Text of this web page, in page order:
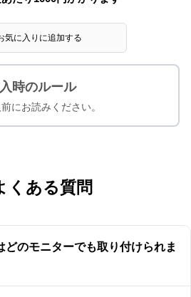
気に入りに追加する
時のルール
にお読みください。
くある質問
どのモニターでも取り付けられま